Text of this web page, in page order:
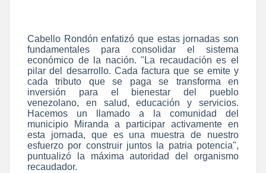
Cabello Rondón enfatizó que estas jornadas son
fundamentales para consolidar el sistema
económico de la nación. "La recaudación es el
pilar del desarrollo. Cada factura que se emite y
cada tributo que se paga se transforma en
inversión para el bienestar del pueblo
venezolano, en salud, educación y servicios.
Hacemos un llamado a la comunidad del
municipio Miranda a participar activamente en
esta jornada, que es una muestra de nuestro
esfuerzo por construir juntos la patria potencia",
puntualizó la máxima autoridad del organismo
recaudador.